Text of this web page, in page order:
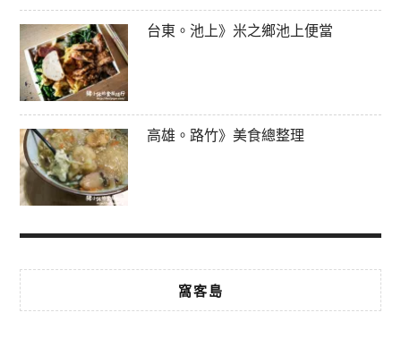
台東。池上》米之鄉池上便當
高雄。路竹》美食總整理
窩客島